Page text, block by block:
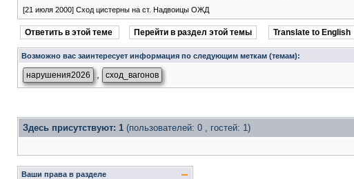
[21 июля 2000] Сход цистерны на ст. Надвоицы ОЖД
Ответить в этой теме Перейти в раздел этой темы Translate to English
Возможно вас заинтересует информация по следующим меткам (темам):
нарушения2026 сход_вагонов
Здесь присутствуют: 1 (пользователей: 0 , гостей: 1)
Ваши права в разделе